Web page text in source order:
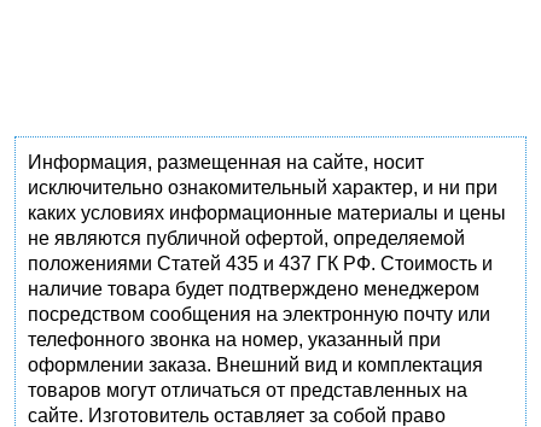
Информация, размещенная на сайте, носит
исключительно ознакомительный характер, и ни при
каких условиях информационные материалы и цены
не являются публичной офертой, определяемой
положениями Статей 435 и 437 ГК РФ. Стоимость и
наличие товара будет подтверждено менеджером
посредством сообщения на электронную почту или
телефонного звонка на номер, указанный при
оформлении заказа. Внешний вид и комплектация
товаров могут отличаться от представленных на
сайте. Изготовитель оставляет за собой право